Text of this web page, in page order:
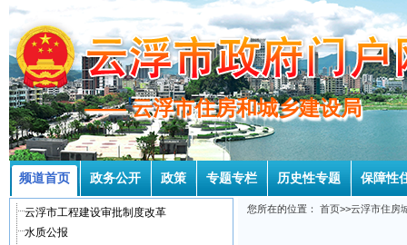
—— 云浮市住房和城乡建设局
—— 云浮市住房和城乡建设局
频道首页 政务公开 政策 专题专栏 历史性专题 保障性
云浮市工程建设审批制度改革
水质公报
您所在的位置： 首页>>云浮市住房